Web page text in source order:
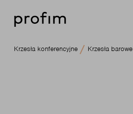
Krzesła konferencyjne Krzesła barowe